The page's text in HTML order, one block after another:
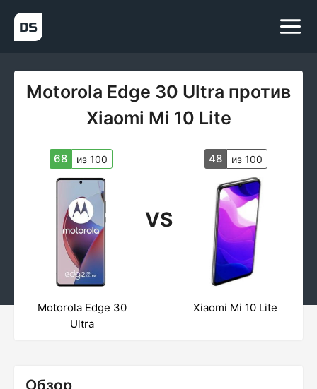
Motorola Edge 30 Ultra против
Xiaomi Mi 10 Lite
68 из 100
VS
48 из 100
Motorola Edge 30
Ultra
Xiaomi Mi 10 Lite
Обзор